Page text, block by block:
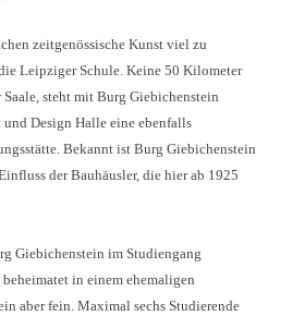
zeitgenössische Kunst viel zu
Leipziger Schule. Keine 50 Kilometer
steht mit Burg Giebichenstein
Design Halle eine ebenfalls
Bekannt ist Burg Giebichenstein
der Bauhäusler, die hier ab 1925
Giebichenstein im Studiengang
in einem ehemaligen
aber fein. Maximal sechs Studierende